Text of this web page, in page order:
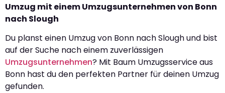
Umzug mit einem Umzugsunternehmen von Bonn
nach Slough
Du planst einen Umzug von Bonn nach Slough und bist
auf der Suche nach einem zuverlässigen
Umzugsunternehmen? Mit Baum Umzugsservice aus
Bonn hast du den perfekten Partner für deinen Umzug
gefunden.